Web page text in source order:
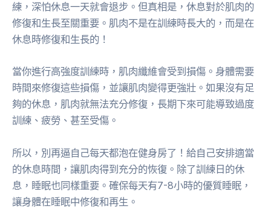
練，深怕休息一天就會退步。但真相是，休息對於肌肉的
修復和生長至關重要。肌肉不是在訓練時長大的，而是在
休息時修復和生長的！
當你進行高強度訓練時，肌肉纖維會受到損傷。身體需要
時間來修復這些損傷，並讓肌肉變得更強壯。如果沒有足
夠的休息，肌肉就無法充分修復，長期下來可能導致過度
訓練、疲勞、甚至受傷。
所以，別再逼自己每天都泡在健身房了！給自己安排適當
的休息時間，讓肌肉得到充分的恢復。除了訓練日的休
息，睡眠也同樣重要。確保每天有7-8小時的優質睡眠，
讓身體在睡眠中修復和再生。